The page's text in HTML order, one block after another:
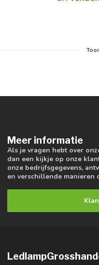
Meer informatie
Als je vragen hebt over
dan een kijkje op onze
onze bedrijfsgegevens,
en verschillende manieren